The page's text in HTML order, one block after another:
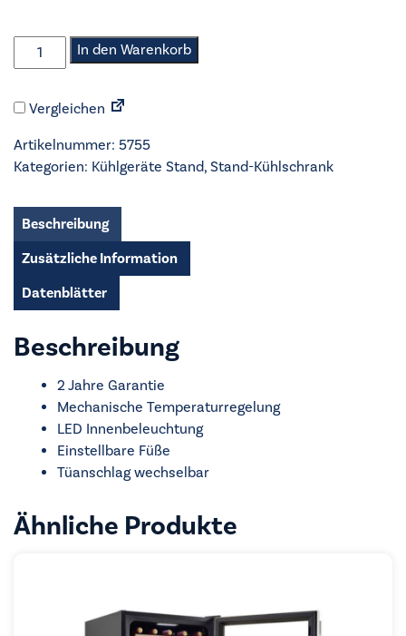
Nabo
-
Kühlschrank
KT1409
Menge
In den Warenkorb
Vergleichen
Artikelnummer: 5755
Kategorien: Kühlgeräte Stand, Stand-Kühlschrank
Beschreibung
Zusätzliche Information
Datenblätter
Beschreibung
2 Jahre Garantie
Mechanische Temperaturregelung
LED Innenbeleuchtung
Einstellbare Füße
Tüanschlag wechselbar
Ähnliche Produkte